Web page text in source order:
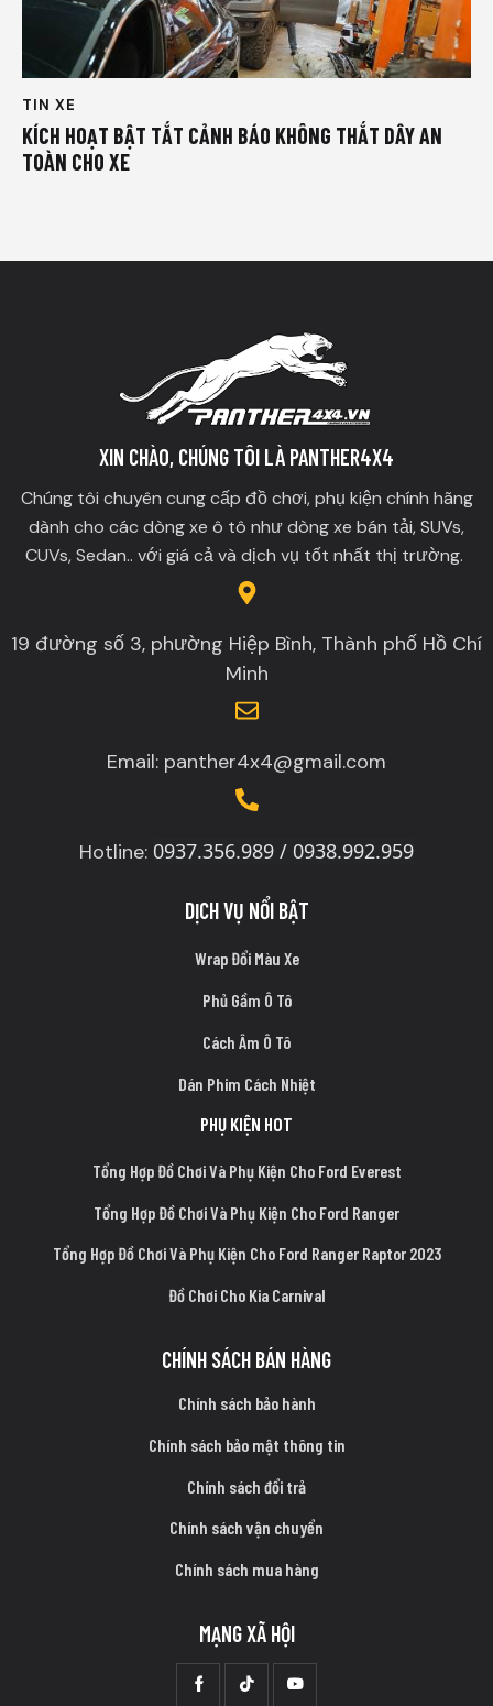
TIN XE
KÍCH HOẠT BẬT TẮT CẢNH BÁO KHÔNG THẮT DÂY AN
TOÀN CHO XE
XIN CHÀO, CHÚNG TÔI LÀ PANTHER4X4
Chúng tôi chuyên cung cấp đồ chơi, phụ kiện chính hãng
dành cho các dòng xe ô tô như dòng xe bán tải, SUVs,
CUVs, Sedan.. với giá cả và dịch vụ tốt nhất thị trường.
19 đường số 3, phường Hiệp Bình, Thành phố Hồ Chí
Minh
Email: panther4x4@gmail.com
Hotline: 0937.356.989 / 0938.992.959
DỊCH VỤ NỔI BẬT
Wrap Đổi Màu Xe
Phủ Gầm Ô Tô
Cách Âm Ô Tô
Dán Phim Cách Nhiệt
PHỤ KIỆN HOT
Tổng Hợp Đồ Chơi Và Phụ Kiện Cho Ford Everest
Tổng Hợp Đồ Chơi Và Phụ Kiện Cho Ford Ranger
Tổng Hợp Đồ Chơi Và Phụ Kiện Cho Ford Ranger Raptor 2023
Đồ Chơi Cho Kia Carnival
CHÍNH SÁCH BÁN HÀNG
Chính sách bảo hành
Chính sách bảo mật thông tin
Chính sách đổi trả
Chính sách vận chuyển
Chính sách mua hàng
MẠNG XÃ HỘI